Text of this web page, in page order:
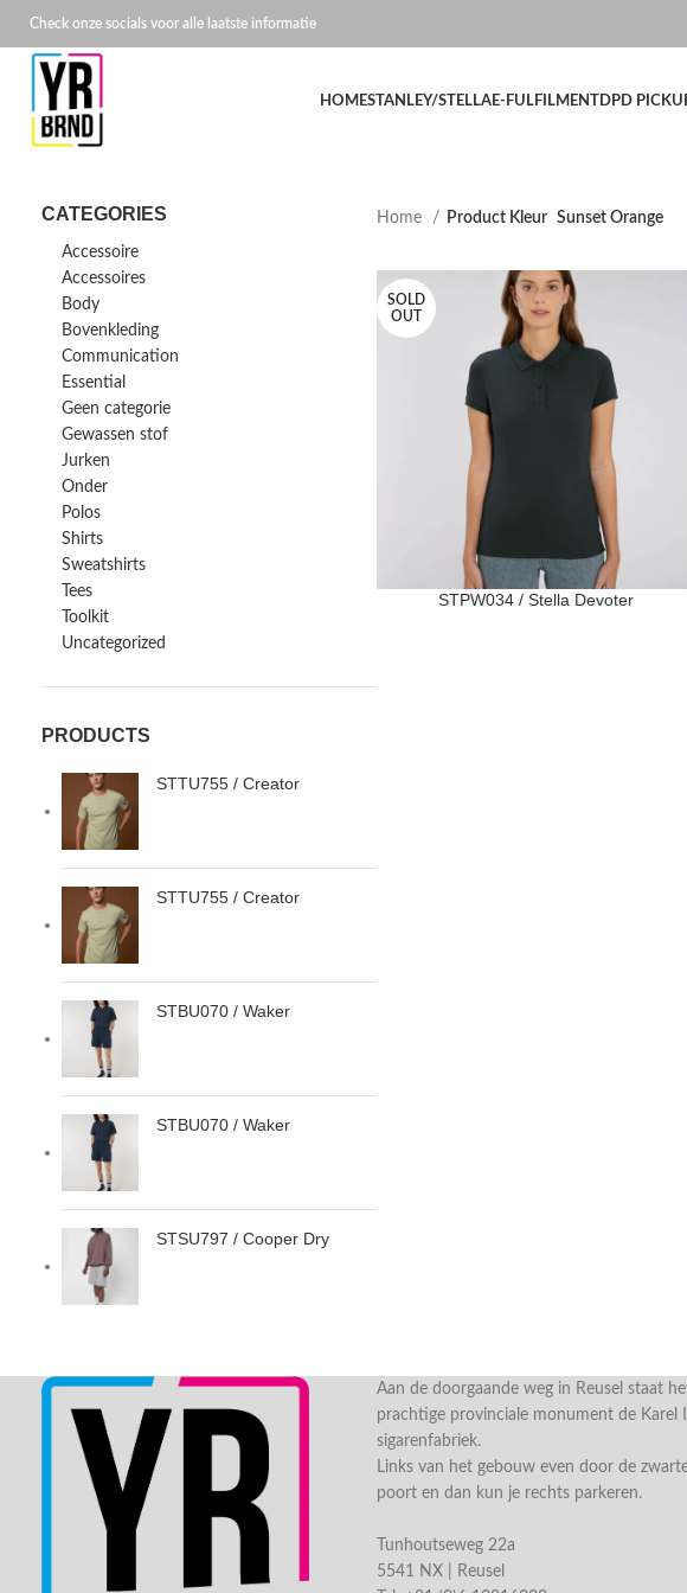
Check onze socials voor alle laatste informatie
HOMESTANLEY/STELLAE-FULFILMENT DPD
CATEGORIES
Accessoire
Accessoires
Body
Bovenkleding
Communication
Essential
Geen categorie
Gewassen stof
Jurken
Onder
Polos
Shirts
Sweatshirts
Tees
Toolkit
Uncategorized
PRODUCTS
STTU755 / Creator
STTU755 / Creator
STBU070 / Waker
STBU070 / Waker
STSU797 / Cooper Dry
Home Product Kleur Sunset Orange
SOLD
OUT
STPW034 / Stella Devoter
Aan de doorgaande weg in Reusel staat
prachtige provinciale monument de Karel I
sigarenfabriek.
Links van het gebouw even door de
poort en dan kun je rechts parkeren.
Tunhoutseweg 22a
5541 NX | Reusel